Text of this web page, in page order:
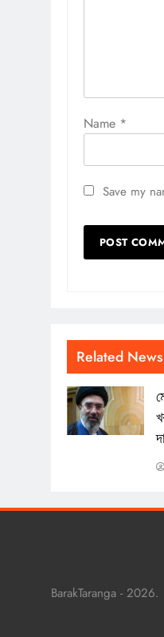
Name *
Save my
Related News
BarakTaranga -